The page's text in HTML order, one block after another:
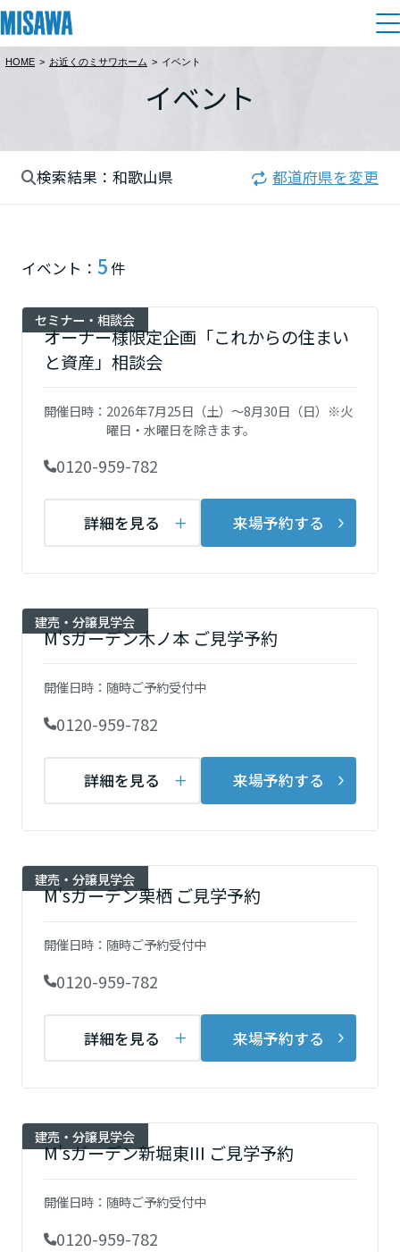
住まい
商品ラインアップ
テクノロジー（住まいの性能）
建築事例・建築実例
デザイナーズギャラリー
インテリア
住まいづくりガイド
分譲住宅（建売・土地）検索
スムストック検索
分譲マンション検索
[MISAWA RELAY]
住まいの売却
多彩な動画やこだわりが詰まった建築実例、注目の最新情報など、住
まいづくりを楽しく学べるデジタルラウンジです。
ホームラウンジ 新築・戸建て
個人のお客さま
店舗・各種施設
土地活用モデルルーム見学
土地活用実例
法人のお客さま
企業不動産活用（CRE）戦略
社宅建築
医療・介護・子育て・障がい福祉施設
これから土地活用・賃貸経営をご検討の方
土地活用の基礎から長期安定経営を目指すオーナー様まで、賃貸経営
に役立つ多彩な情報を幅広くお届けします。
ホームラウンジ 土地活用・賃貸経営
ミサワリフォームとは
リフォームの流れ
リフォームメニュー
リフォーム事例
事業用リノベーション
リフォーム営業所
これからリフォームをご検討の方
実例動画や基礎知識、収納の工夫など、理想の住まいを叶えるリフォ
ームの具体策とアイデアを豊富にご用意しています。
まちづくり
複合開発・投資開発
複合開発事業（ASMACI-アスマチ-）
再開発・官民連携事業
建築再生事業
事業用地・事業用建物
分譲用地
オーナーサポート
サポートメニュー
住まいるりんぐ（ロングサポート）
保証制度
アフターメンテナンス
ミサワリフォーム
ご相談窓口
お客様センター
ミサワホームオーナーさま・リフォーム工事ご契約者さまとミサワホ
ームを結ぶコミュニケーションサイト。お得・便利・安心なコンテン
ツや、ミサワホームからの大切なお知らせなど配信しています。
企業・IR情報
MISAWAについて
ミサワホームグループ
IR情報
環境活動
新卒者採用
障がい者採用
ウエルネス事業
海外事業
ミサワアイデンティティ
展示場・イベント情報
HOME > お近くのミサワホーム > イベント
イベント
検索結果：和歌山県 都道府県を変更
イベント： 5件
セミナー・相談会
オーナー様限定企画「これからの住まい
と資産」相談会
開催日時： 2026年7月25日（土）～8月30日（日）※火
曜日・水曜日を除きます。
0120-959-782
詳細を見る 来場予約する
建売・分譲見学会
M'sガーデン木ノ本 ご見学予約
開催日時： 随時ご予約受付中
0120-959-782
詳細を見る 来場予約する
建売・分譲見学会
M'sガーデン栗栖 ご見学予約
開催日時： 随時ご予約受付中
0120-959-782
詳細を見る 来場予約する
建売・分譲見学会
M'sガーデン新堀東III ご見学予約
開催日時： 随時ご予約受付中
0120-959-782
都道府県を選択
東北
青森県
岩手県
宮城県
秋田県
福島県
関東
茨城県
栃木県
群馬県
埼玉県
千葉県
神奈川県
甲信越・北陸